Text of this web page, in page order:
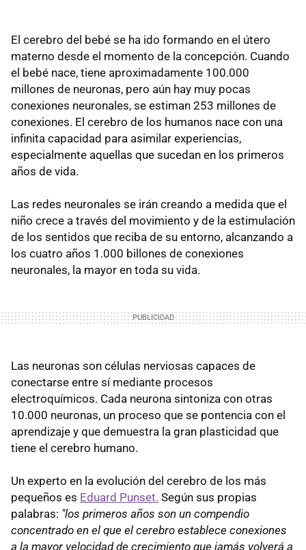
El cerebro del bebé se ha ido formando en el útero
materno desde el momento de la concepción. Cuando
el bebé nace, tiene aproximadamente 100.000
millones de neuronas, pero aún hay muy pocas
conexiones neuronales, se estiman 253 millones de
conexiones. El cerebro de los humanos nace con una
infinita capacidad para asimilar experiencias,
especialmente aquellas que sucedan en los primeros
años de vida.
Las redes neuronales se irán creando a medida que el
niño crece a través del movimiento y de la estimulación
de los sentidos que reciba de su entorno, alcanzando a
los cuatro años 1.000 billones de conexiones
neuronales, la mayor en toda su vida.
Las neuronas son células nerviosas capaces de
conectarse entre sí mediante procesos
electroquímicos. Cada neurona sintoniza con otras
10.000 neuronas, un proceso que se pontencia con el
aprendizaje y que demuestra la gran plasticidad que
tiene el cerebro humano.
Un experto en la evolución del cerebro de los más
pequeños es Eduard Punset. Según sus propias
palabras: "los primeros años son un compendio
concentrado en el que el cerebro establece conexiones
a la mayor velocidad de crecimiento que jamás volverá a